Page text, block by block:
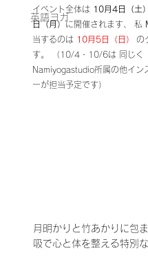
英語ヨガ
イベント全体は 10月4日（土
日（月）に開催されます、 私
当するのは 10月5日（日）
の
す。 （10/4・10/6は 同じく
Namiyogastudio所属の他イン
ーが担当予定です）
月明かりと竹あかりに包
吸で心と体を整える特別